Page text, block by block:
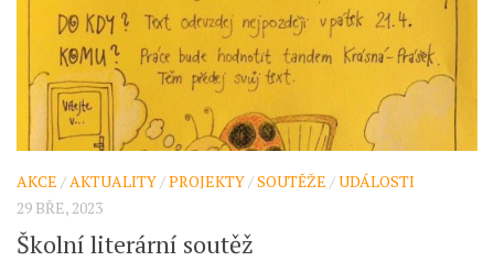
AKCE / AKTUALITY /PROJEKTY /SOUTĚŽE /UDÁLOSTI
29 BŘE, 2023
Školní literární soutěž